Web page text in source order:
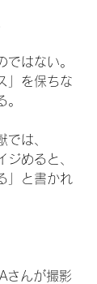
ではない。
」を保ちな
。
では、
ジめると、
」と書かれ
さんが撮影